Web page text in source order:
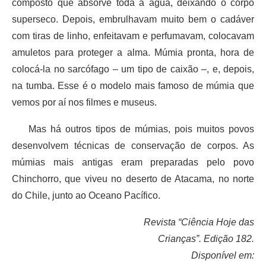
composto que absorve toda a água, deixando o corpo
superseco. Depois, embrulhavam muito bem o cadáver
com tiras de linho, enfeitavam e perfumavam, colocavam
amuletos para proteger a alma. Múmia pronta, hora de
colocá-la no sarcófago – um tipo de caixão –, e, depois,
na tumba. Esse é o modelo mais famoso de múmia que
vemos por aí nos filmes e museus.
Mas há outros tipos de múmias, pois muitos povos
desenvolvem técnicas de conservação de corpos. As
múmias mais antigas eram preparadas pelo povo
Chinchorro, que viveu no deserto de Atacama, no norte
do Chile, junto ao Oceano Pacífico.
Revista “Ciência Hoje das
Crianças”. Edição 182.
Disponível em: